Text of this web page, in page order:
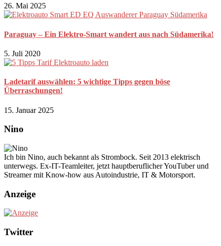
26. Mai 2025
Paraguay – Ein Elektro-Smart wandert aus nach Südamerika!
5. Juli 2020
Ladetarif auswählen: 5 wichtige Tipps gegen böse
Überraschungen!
15. Januar 2025
Nino
Ich bin Nino, auch bekannt als Strombock. Seit 2013 elektrisch
unterwegs. Ex-IT-Teamleiter, jetzt hauptberuflicher YouTuber und
Streamer mit Know-how aus Autoindustrie, IT & Motorsport.
Anzeige
Twitter